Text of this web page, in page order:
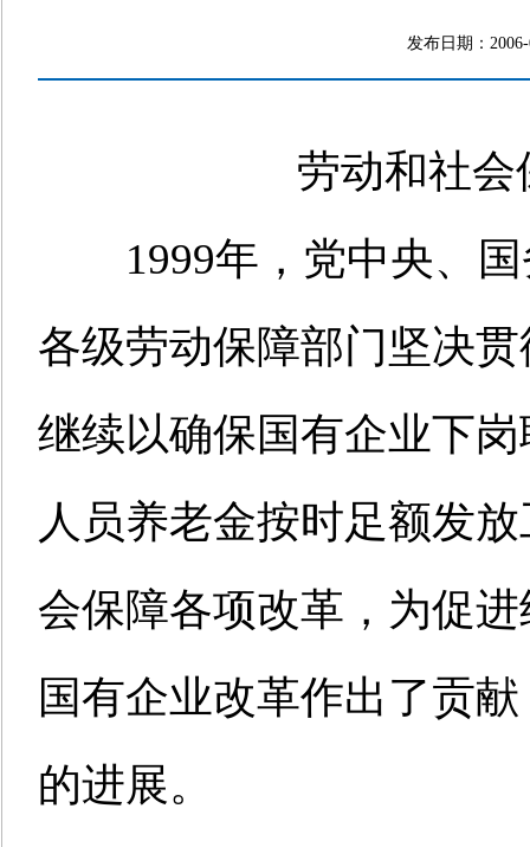
发布日期：
劳动和社会
1999年，党中央、国
各级劳动保障部门坚决
继续以确保国有企业下
人员养老金按时足额发
会保障各项改革，为促
国有企业改革作出了贡
的进展。